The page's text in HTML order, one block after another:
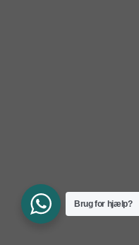
Brug for hjælp?